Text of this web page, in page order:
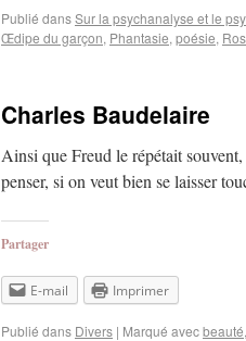
Publié dansSur la psychanalyse et le
Œdipe du garçon, Phantasie, poésie,
Charles Baudelaire
Ainsi que Freud le répétait
penser, si on veut bien se laisser
Partager
E-mail Imprimer
Publié dans Divers | Marqué avecbeauté,